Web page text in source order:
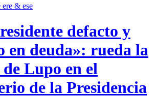
ere & ese
defacto y
en deuda»: rueda la
de Lupo en el
de la Presidencia